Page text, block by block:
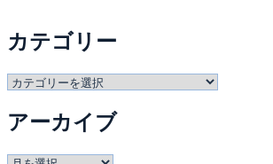
カテゴリー
カ
ゴ
ー
アーカイブ